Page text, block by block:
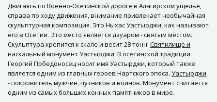
Двигаясь по Военно-Осетинской дороге в Алагирском ущелье,
справа по ходу движения, внимание привлекает необычайная
скульптурная композиция. Это Ныхас Уастырджи, как называют
его в Осетии. Это место является дзуаром - святым местом.
Скульптура крепится к скале и весит 28 тонн! Святилище и
наскальный монумент Уастырджи. В осетинской традиции
Георгий Победоносец носит имя Уастырджи, который также
является одним из главных героев Нартского эпоса. Уастырджи
- покровитель мужчин, путников и воинов. Монумент считается
одним из самых больших конных памятников в мире.